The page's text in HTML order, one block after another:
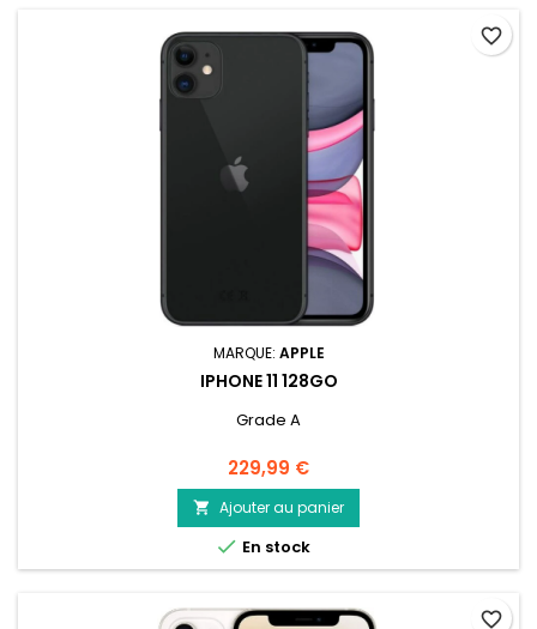
MARQUE: APPLE
IPHONE 11 128GO
Grade A
Prix
229,99 €
 Ajouter au panier
 En stock
favorite_border
favorite_border